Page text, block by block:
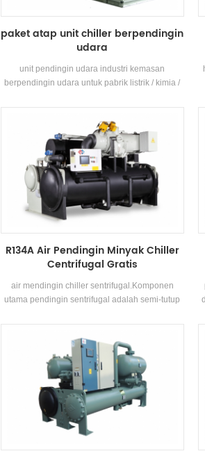
paket atap unit chiller berpendingin
udara
unit pendingin udara industri kemasan
berpendingin udara untuk pabrik listrik / kimia /
industri farmasi, industri elektronik, industri
otomotif, percetakan dan industri makanan,
bangunan komersial, perawatan voc dan
perlindungan lingkungan, kualitas udara dalam
ruangan, ventilasi laut
R134A Air Pendingin Minyak Chiller
Centrifugal Gratis
air mendingin chiller sentrifugal.Komponen
utama pendingin sentrifugal adalah semi-tutup
(Jatuh-film) Evaporator, Sistem Resirkulasi
Cairan Refrigerant, Tipe Flash Economizers dan
Orifice Plat Throttling Perangkat. Aplikasi:
Terutama digunakan dalam sistem pendingin
udara sentral dan pendinginan proses industri